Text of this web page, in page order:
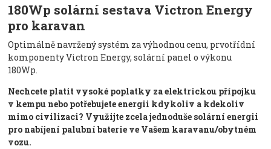
180Wp solární sestava Victron Energy
pro karavan
Optimálně navržený systém za výhodnou cenu, prvotřídní
komponenty Victron Energy, solární panel o výkonu
180Wp.
Nechcete platit vysoké poplatky za elektrickou přípojku
v kempu nebo potřebujete energii kdykoliv a kdekoliv
mimo civilizaci? Využijte zcela jednoduše solární energii
pro nabíjení palubní baterie ve Vašem karavanu/obytném
vozu.